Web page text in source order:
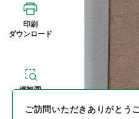
印刷
ダウンロード
概観図
ご訪問いただきありがとう